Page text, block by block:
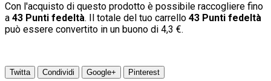
Con l'acquisto di questo prodotto è possibile raccogliere fino
a 43 Punti fedeltà. Il totale del tuo carrello 43 Punti fedeltà
può essere convertito in un buono di 4,3 €.
Twitta Condividi Google+ Pinterest